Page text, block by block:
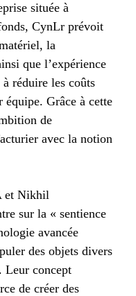
située à
CynLr prévoit
la
que l’expérience
réduire les coûts
Grâce à cette
de
avec la notion
et Nikhil
sur la « sentience
avancée
des objets divers
Leur concept
de créer des